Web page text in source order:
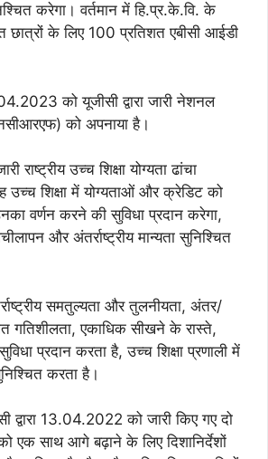
करेगा। वर्तमान में हि.प्र.के.वि. के
छात्रों के लिए 100 प्रतिशत एबीसी आईडी
को यूजीसी द्वारा जारी नेशनल
को अपनाया है।
राष्ट्रीय उच्च शिक्षा योग्यता ढांचा
उच्च शिक्षा में योग्यताओं और क्रेडिट को
वर्णन करने की सुविधा प्रदान करेगा,
और अंतर्राष्ट्रीय मान्यता सुनिश्चित
समतुल्यता और तुलनीयता, अंतर/
गतिशीलता, एकाधिक सीखने के रास्ते,
प्रदान करता है, उच्‍च शिक्षा प्रणाली में
करता है।
द्वारा 13.04.2022 को जारी किए गए दो
एक साथ आगे बढ़ाने के लिए दिशानिर्देशों